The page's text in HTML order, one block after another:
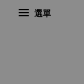
選單